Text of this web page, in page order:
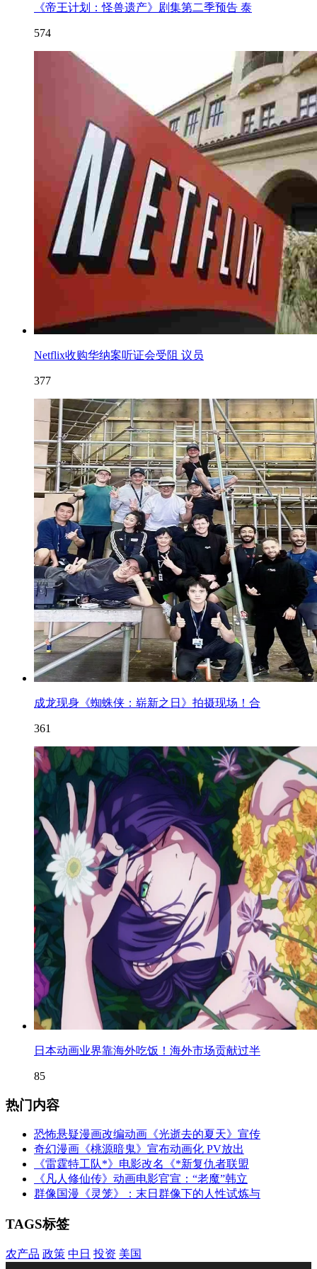
《帝王计划：怪兽遗产》剧集第二季预告 泰
574
Netflix收购华纳案听证会受阻 议员
377
成龙现身《蜘蛛侠：崭新之日》拍摄现场！合
361
日本动画业界靠海外吃饭！海外市场贡献过半
85
热门内容
恐怖悬疑漫画改编动画《光逝去的夏天》宣传
奇幻漫画《桃源暗鬼》宣布动画化 PV放出
《雷霆特工队*》电影改名《*新复仇者联盟
《凡人修仙传》动画电影官宣：“老魔”韩立
群像国漫《灵笼》：末日群像下的人性试炼与
TAGS标签
农产品 政策 中日 投资 美国